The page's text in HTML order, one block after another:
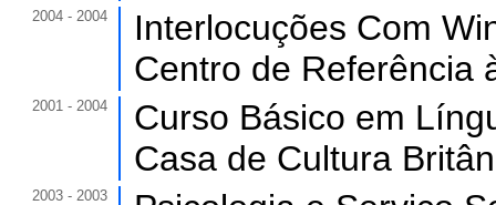
2004 - 2004
Interlocuções Com
Centro de Referência
2001 - 2004
Curso Básico em
Casa de Cultura
2003 - 2003